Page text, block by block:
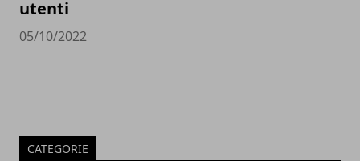
utenti
05/10/2022
CATEGORIE